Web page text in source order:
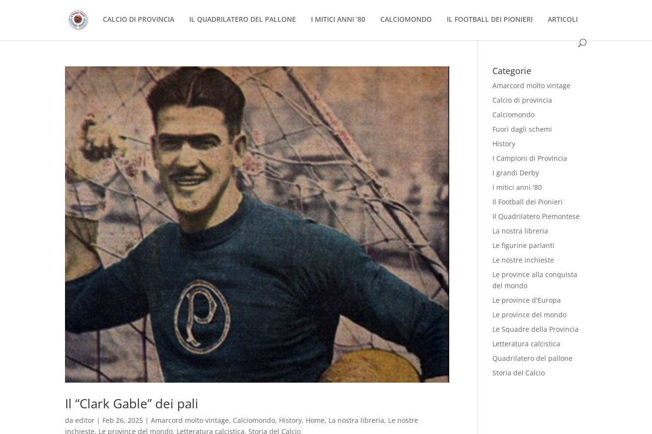
CALCIO DI PROVINCIA IL QUADRILATERO DEL PALLONE I MITICI ANNI ’80 CALCIOMONDO IL FOOTBALL DEI PIONIERI ARTICOLI
Il “Clark Gable” dei pali
daeditor | Feb 26, 2025 |Amarcord molto vintage, Calciomondo, History, Home, La nostra libreria, Le nostre
inchieste, Le province del mondo, Letteratura calcistica, Storia del Calcio
Categorie
Amarcord molto vintage
Calcio di provincia
Calciomondo
Fuori dagli schemi
History
I Campioni di Provincia
I grandi Derby
I mitici anni '80
Il Football dei Pionieri
Il Quadrilatero Piemontese
La nostra libreria
Le figurine parlanti
Le nostre inchieste
Le province alla conquista
del mondo
Le province d'Europa
Le province del mondo
Le Squadre della Provincia
Letteratura calcistica
Quadrilatero del pallone
Storia del Calcio